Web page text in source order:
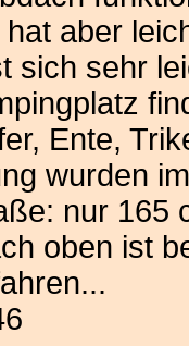
aber
sich sehr
Ente,
wurden
nur 165
oben ist